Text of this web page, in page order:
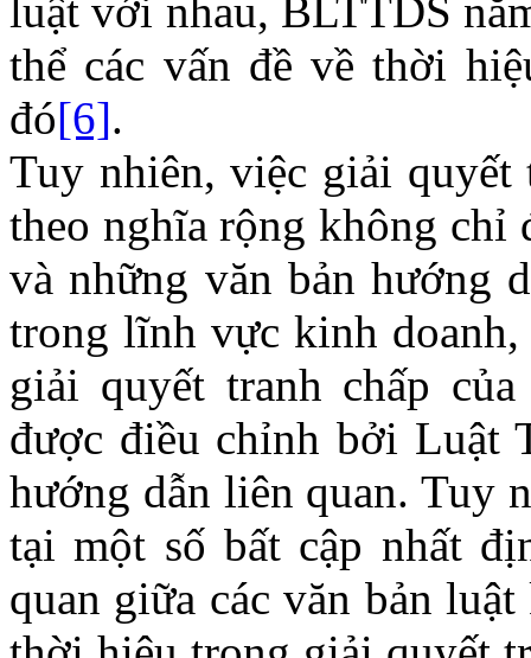
luật với nhau, BLTTDS
thể các vấn đề về thời
đó[6].
Tuy nhiên, việc giải quyết
theo nghĩa rộng không
và những văn bản hướng
trong lĩnh vực kinh
giải quyết tranh chấp
được điều chỉnh bởi Luật
hướng dẫn liên quan. Tuy
tại một số bất cập nhất
quan giữa các văn bản